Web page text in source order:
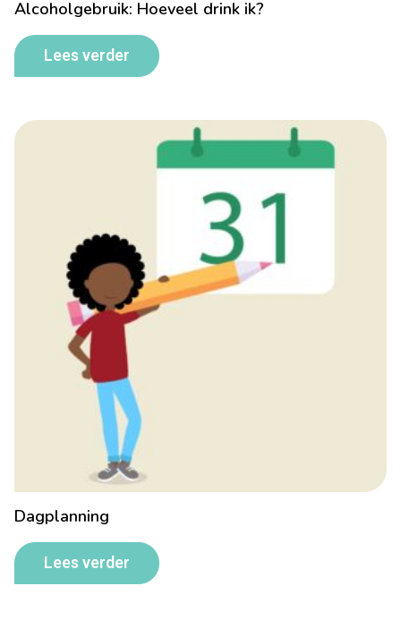
Alcoholgebruik: Hoeveel drink ik?
Lees verder
Dagplanning
Lees verder